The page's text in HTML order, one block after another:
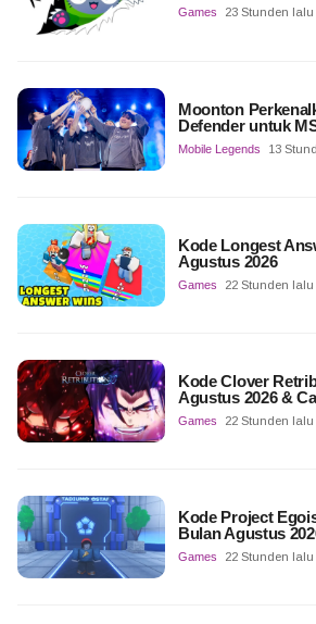
Games 23 Stunden lalu
Moonton
Defender untuk
Mobile Legends 13
Kode Longest
Agustus 2026
Games 22 Stunden lalu
Kode Clover
Agustus 2026 &
Games 22 Stunden lalu
Kode Project
Bulan Agustus
Games 22 Stunden lalu